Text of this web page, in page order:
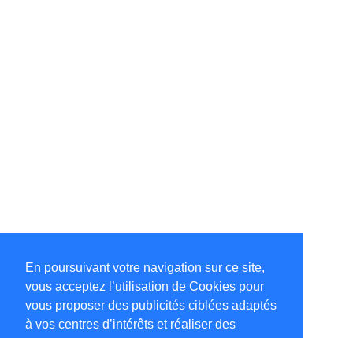
En poursuivant votre navigation sur ce site,
vous acceptez l’utilisation de Cookies pour
vous proposer des publicités ciblées adaptés
à vos centres d’intérêts et réaliser des